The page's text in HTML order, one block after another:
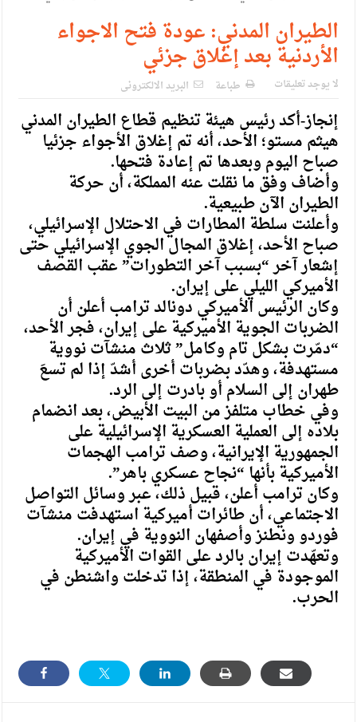
الإسلامية والمسيحية
الأمن يتلف 16 مليون حبة كبتاجون و1480 كغم مواد مخدرة
النواب يقر مشروع تعديل قانون الملكية العقارية
القاضي يلتقي رؤساء تحرير الصحف اليومية ويؤكد حرص مجلس
النواب على شراكة فاعلة مع الإعلام
دعوة المكلفين بخدمة العلم (الدفعة الثالثة) إلى مراجعة منصة خدمة
العلم
الملك يلتقي مجموعة من رفاق السلاح
الملك يتلقى اتصالا هاتفيا من العاهل البحريني
القاضي محمود أحمد فريحات.. مبارك ومزيدا من التوفيق
الطيران المدني: عودة فتح الاجواء
الأردنية بعد إغلاق جزئي
لا يوجد تعليقات طباعة البريد الالكترونى
إنجاز-أكد رئيس هيئة تنظيم قطاع الطيران المدني
هيثم مستو؛ الأحد، أنه تم إغلاق الأجواء جزئيا
صباح اليوم وبعدها تم إعادة فتحها.
وأضاف وفق ما نقلت عنه المملكة، أن حركة
الطيران الآن طبيعية.
وأعلنت سلطة المطارات في الاحتلال الإسرائيلي،
صباح الأحد، إغلاق المجال الجوي الإسرائيلي حتى
إشعار آخر “بسبب آخر التطورات” عقب القصف
الأميركي الليلي على إيران.
وكان الرئيس الأميركي دونالد ترامب أعلن أن
الضربات الجوية الأميركية على إيران، فجر الأحد،
“دمّرت بشكل تام وكامل” ثلاث منشآت نووية
مستهدفة، وهدّد بضربات أخرى أشدّ إذا لم تسعَ
طهران إلى السلام أو بادرت إلى الرد.
وفي خطاب متلفز من البيت الأبيض، بعد انضمام
بلاده إلى العملية العسكرية الإسرائيلية على
الجمهورية الإيرانية، وصف ترامب الهجمات
الأميركية بأنها “نجاح عسكري باهر”.
وكان ترامب أعلن، قبيل ذلك، عبر وسائل التواصل
الاجتماعي، أن طائرات أميركية استهدفت منشآت
فوردو ونطنز وأصفهان النووية في إيران.
وتعهّدت إيران بالرد على القوات الأميركية
الموجودة في المنطقة، إذا تدخلت واشنطن في
الحرب.